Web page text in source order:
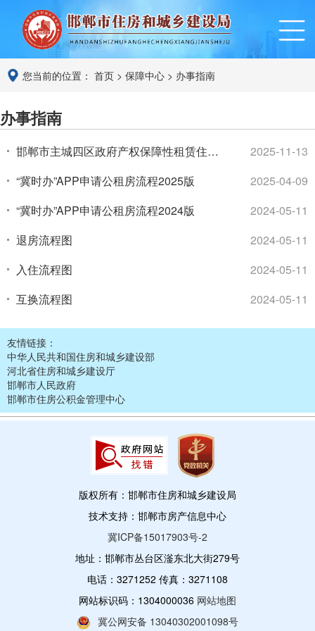
您当前的位置： 首页 > 保障中心 > 办事指南
办事指南
邯郸市主城四区政府产权保障性租赁住房
（简称保租房） 申请指南
2025-11-13
“冀时办”APP申请公租房流程2025版
2025-04-09
“冀时办”APP申请公租房流程2024版
2024-05-11
退房流程图
2024-05-11
入住流程图
2024-05-11
互换流程图
2024-05-11
友情链接：
中华人民共和国住房和城乡建设部
河北省住房和城乡建设厅
邯郸市人民政府
邯郸市住房公积金管理中心
版权所有：邯郸市住房和城乡建设局
技术支持：邯郸市房产信息中心
冀ICP备15017903号-2
地址：邯郸市丛台区滏东北大街279号
电话：3271252 传真：3271108
网站标识码：1304000036 网站地图
冀公网安备 13040302001098号